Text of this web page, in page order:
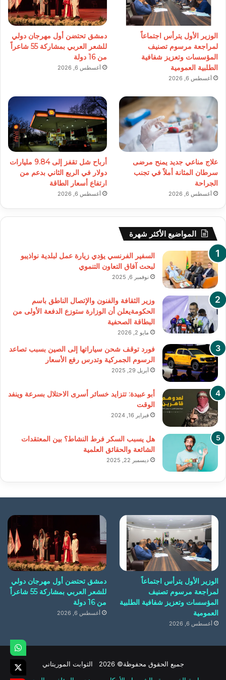
الوزير الأول يترأس اجتماعاً
لمراجعة مرسوم تصنيف
المؤسسات وتعزيز شفافية
الطلبية العمومية
أغسطس 6, 2026
دمشق تحتضن أول مهرجان دولي
للشعر العربي بمشاركة 55 شاعراً
من 16 دولة
أغسطس 6, 2026
علاج مناعي جديد يمنح مرضى
سرطان المثانة أملاً في تجنب
الجراحة
أغسطس 6, 2026
أرباح شل تقفز إلى 9.84 مليارات
دولار في الربع الثاني بدعم من
ارتفاع أسعار الطاقة
أغسطس 6, 2026
المواضيع الأكثر شهرة
السفير الفرنسي يؤدي زيارة عمل لبلدية نواذيبو
لبحث آفاق التعاون التنموي
نوفمبر 6, 2025
وزير الثقافة والفنون والإتصال الناطق باسم
الحكومةيعلن أن الوزارة ستوزع الدفعة الأولى من
البطاقة الصحفية
مايو 2, 2026
فورد توقف شحن سياراتها إلى الصين بسبب تصاعد
الرسوم الجمركية وتدرس رفع الأسعار
أبريل 29, 2025
أبو عبيدة: تتزايد خسائر أسرى الاحتلال بسرعة وينفد
الوقت
فبراير 16, 2024
هل يسبب السكر فرط النشاط؟ بين المعتقدات
الشائعة والحقائق العلمية
ديسمبر 22, 2025
الوزير الأول يترأس اجتماعاً
لمراجعة مرسوم تصنيف
المؤسسات وتعزيز شفافية الطلبية
العمومية
أغسطس 6, 2026
دمشق تحتضن أول مهرجان دولي
للشعر العربي بمشاركة 55 شاعراً
من 16 دولة
أغسطس 6, 2026
جميع الحقوق محفوظة© 2026 الثوابت الموريتاني